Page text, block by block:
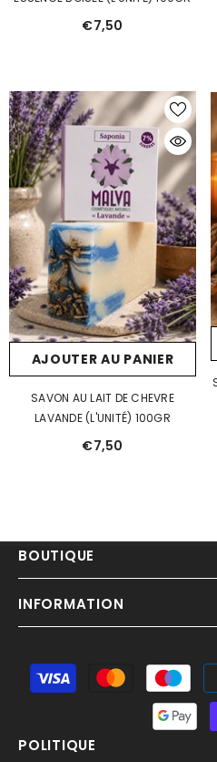
€7,50
AJOUTER AU PANIER
SAVON AU LAIT DE CHEVRE
LAVANDE (L'UNITÉ) 100GR
€7,50
BOUTIQUE
INFORMATION
Moyens
de
POLITIQUE